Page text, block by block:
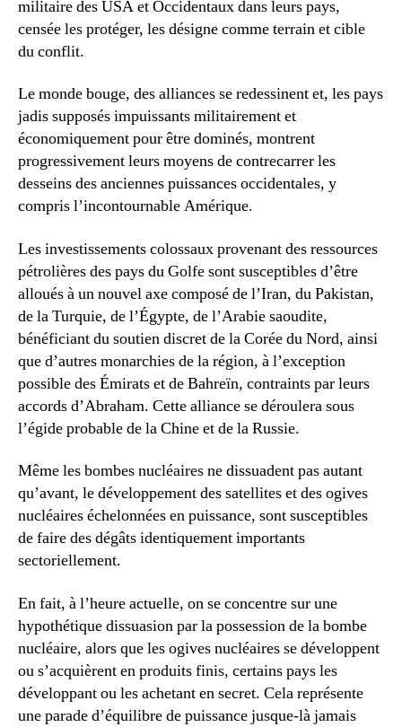
militaire des USA et Occidentaux dans leurs pays,
censée les protéger, les désigne comme terrain et cible
du conflit.
Le monde bouge, des alliances se redessinent et, les pays
jadis supposés impuissants militairement et
économiquement pour être dominés, montrent
progressivement leurs moyens de contrecarrer les
desseins des anciennes puissances occidentales, y
compris l’incontournable Amérique.
Les investissements colossaux provenant des ressources
pétrolières des pays du Golfe sont susceptibles d’être
alloués à un nouvel axe composé de l’Iran, du Pakistan,
de la Turquie, de l’Égypte, de l’Arabie saoudite,
bénéficiant du soutien discret de la Corée du Nord, ainsi
que d’autres monarchies de la région, à l’exception
possible des Émirats et de Bahreïn, contraints par leurs
accords d’Abraham. Cette alliance se déroulera sous
l’égide probable de la Chine et de la Russie.
Même les bombes nucléaires ne dissuadent pas autant
qu’avant, le développement des satellites et des ogives
nucléaires échelonnées en puissance, sont susceptibles
de faire des dégâts identiquement importants
sectoriellement.
En fait, à l’heure actuelle, on se concentre sur une
hypothétique dissuasion par la possession de la bombe
nucléaire, alors que les ogives nucléaires se développent
ou s’acquièrent en produits finis, certains pays les
développant ou les achetant en secret. Cela représente
une parade d’équilibre de puissance jusque-là jamais